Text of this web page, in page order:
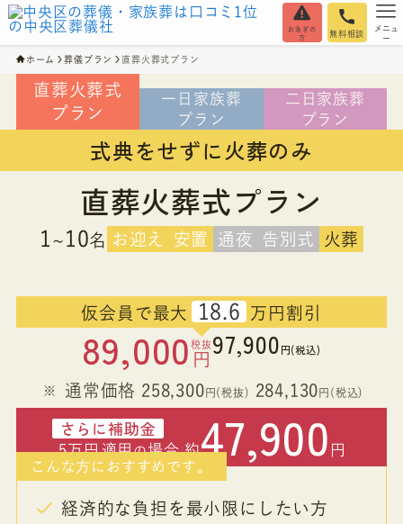
お急ぎの
方
無料相談
メニュ
ー
ホーム 葬儀プラン 直葬火葬式プラン
直葬火葬式
プラン
一日家族葬
プラン
二日家族葬
プラン
式典をせずに火葬のみ
直葬火葬式プラン
1 ~ 10名 お迎え 安置 通夜 告別式 火葬
こんな方におすすめです。
経済的な負担を最小限にしたい方
仮会員で最大 18.6 万円割引
89,000税抜
円 97,900円(税込)
通常価格 258,300 円(税抜) 284,130 円(税込)
さらに補助金
5万円適用の場合 約47,900 円